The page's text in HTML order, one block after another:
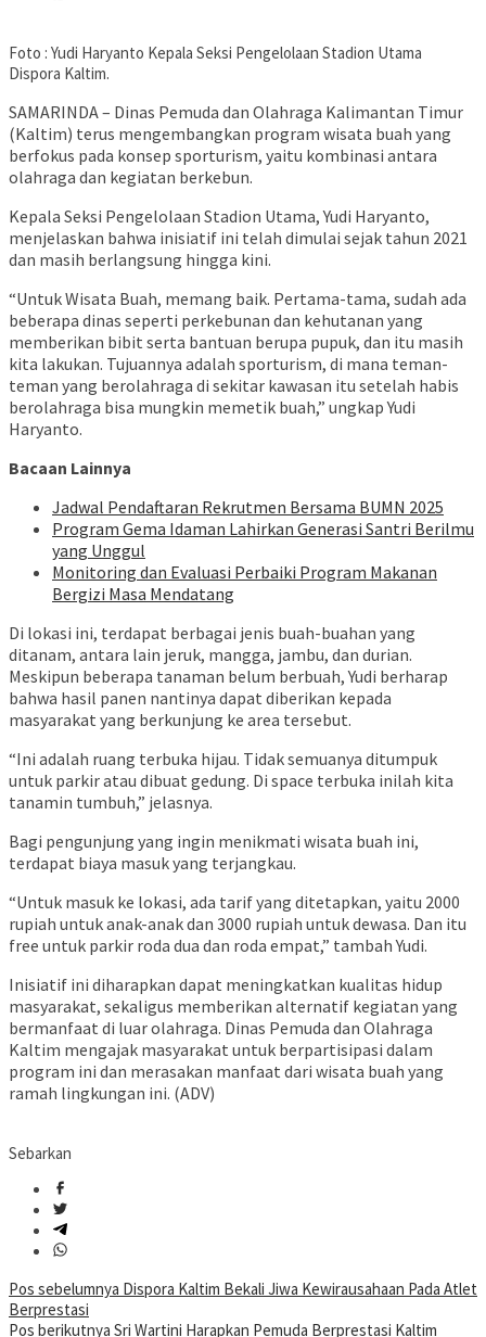
Foto : Yudi Haryanto Kepala Seksi Pengelolaan Stadion Utama
Dispora Kaltim.
SAMARINDA – Dinas Pemuda dan Olahraga Kalimantan Timur
(Kaltim) terus mengembangkan program wisata buah yang
berfokus pada konsep sporturism, yaitu kombinasi antara
olahraga dan kegiatan berkebun.
Kepala Seksi Pengelolaan Stadion Utama, Yudi Haryanto,
menjelaskan bahwa inisiatif ini telah dimulai sejak tahun 2021
dan masih berlangsung hingga kini.
“Untuk Wisata Buah, memang baik. Pertama-tama, sudah ada
beberapa dinas seperti perkebunan dan kehutanan yang
memberikan bibit serta bantuan berupa pupuk, dan itu masih
kita lakukan. Tujuannya adalah sporturism, di mana teman-
teman yang berolahraga di sekitar kawasan itu setelah habis
berolahraga bisa mungkin memetik buah,” ungkap Yudi
Haryanto.
Bacaan Lainnya
Jadwal Pendaftaran Rekrutmen Bersama BUMN 2025
Program Gema Idaman Lahirkan Generasi Santri Berilmu
yang Unggul
Monitoring dan Evaluasi Perbaiki Program Makanan
Bergizi Masa Mendatang
Di lokasi ini, terdapat berbagai jenis buah-buahan yang
ditanam, antara lain jeruk, mangga, jambu, dan durian.
Meskipun beberapa tanaman belum berbuah, Yudi berharap
bahwa hasil panen nantinya dapat diberikan kepada
masyarakat yang berkunjung ke area tersebut.
“Ini adalah ruang terbuka hijau. Tidak semuanya ditumpuk
untuk parkir atau dibuat gedung. Di space terbuka inilah kita
tanamin tumbuh,” jelasnya.
Bagi pengunjung yang ingin menikmati wisata buah ini,
terdapat biaya masuk yang terjangkau.
“Untuk masuk ke lokasi, ada tarif yang ditetapkan, yaitu 2000
rupiah untuk anak-anak dan 3000 rupiah untuk dewasa. Dan itu
free untuk parkir roda dua dan roda empat,” tambah Yudi.
Inisiatif ini diharapkan dapat meningkatkan kualitas hidup
masyarakat, sekaligus memberikan alternatif kegiatan yang
bermanfaat di luar olahraga. Dinas Pemuda dan Olahraga
Kaltim mengajak masyarakat untuk berpartisipasi dalam
program ini dan merasakan manfaat dari wisata buah yang
ramah lingkungan ini. (ADV)
Sebarkan
Navigasi
pos
Pos sebelumnya Dispora Kaltim Bekali Jiwa Kewirausahaan Pada Atlet
Berprestasi
Pos berikutnya Sri Wartini Harapkan Pemuda Berprestasi Kaltim